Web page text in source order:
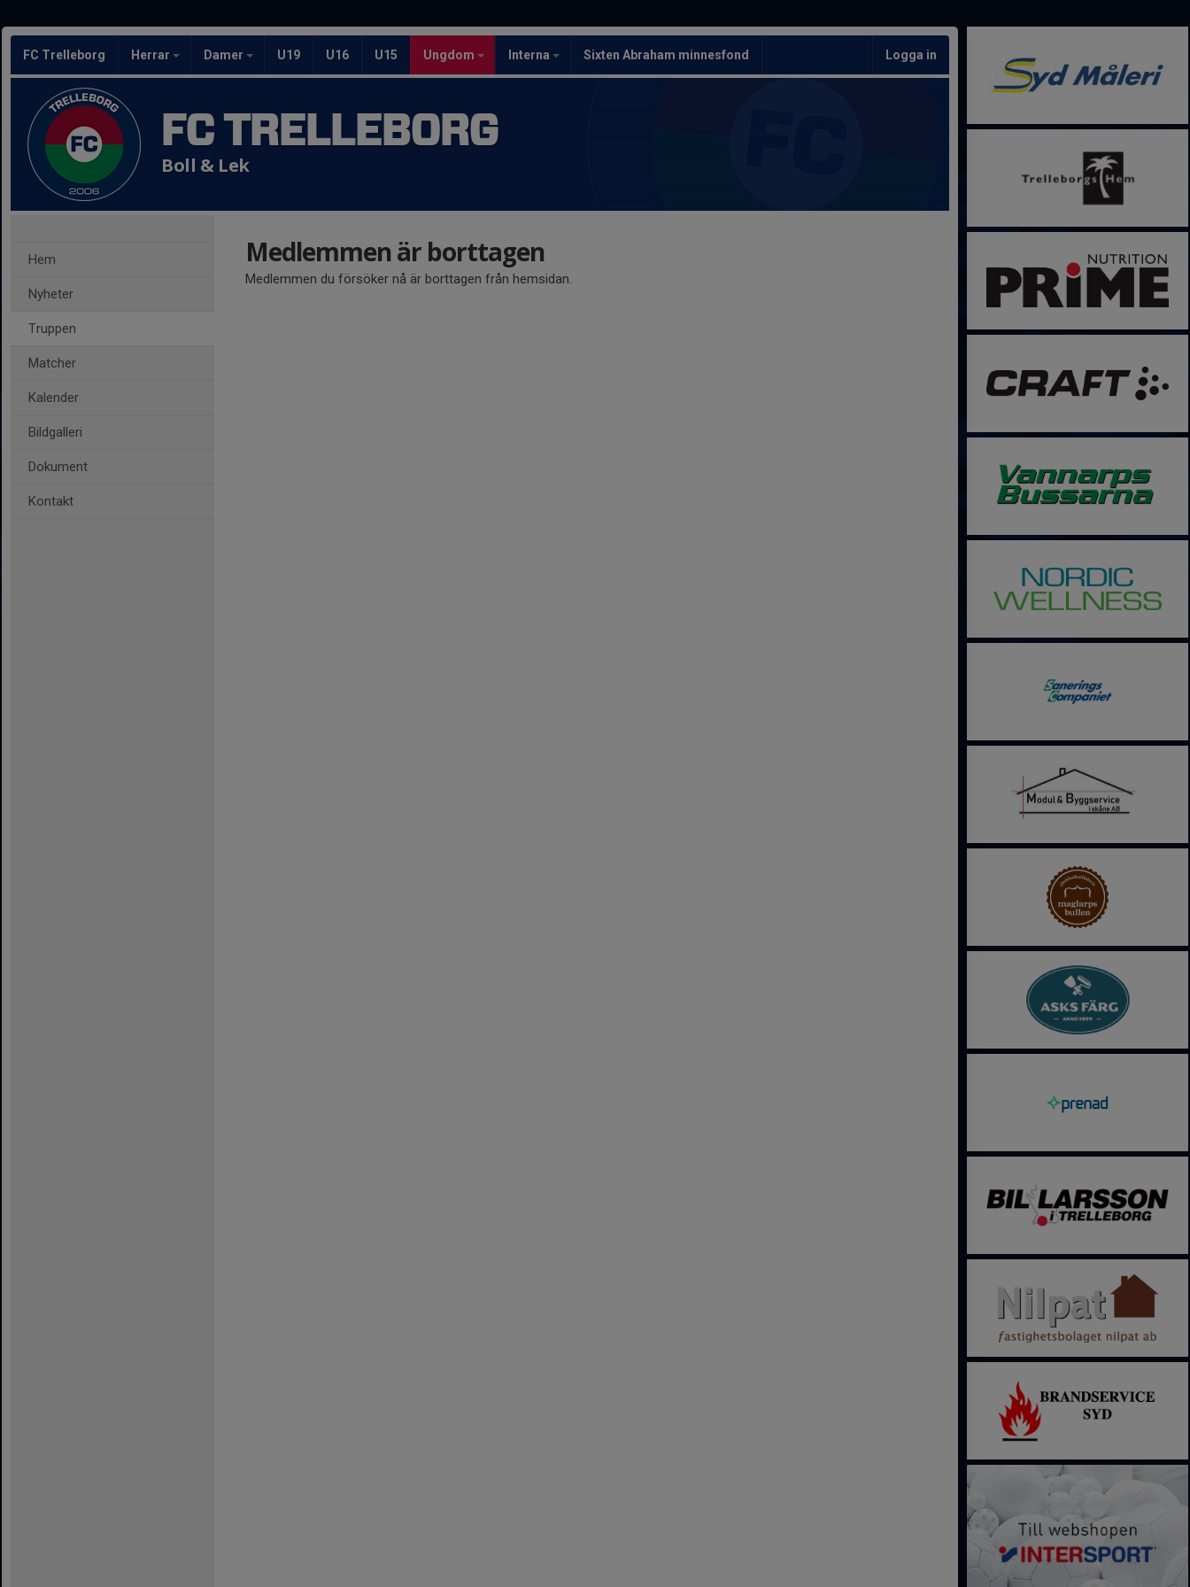
FC Trelleborg Herrar Damer U19 U16 U15 Ungdom Interna Sixten Abraham minnesfond Logga in
FC TRELLEBORG
Boll & Lek
Hem
Nyheter
Truppen
Matcher
Kalender
Bildgalleri
Dokument
Kontakt
Medlemmen är borttagen
Medlemmen du försöker nå är borttagen från hemsidan.